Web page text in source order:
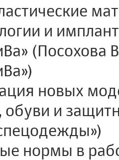
и
(Посохова
новых
и
нормы в